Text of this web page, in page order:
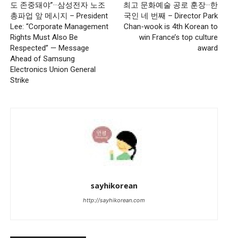
도 존중돼야”···삼성전자 노조
총파업 앞 메시지 – President
Lee: “Corporate Management
Rights Must Also Be
Respected” — Message
Ahead of Samsung
Electronics Union General
Strike
최고 문화예술 공로 훈장···한
국인 네 번째 – Director Park
Chan-wook is 4th Korean to
win France’s top culture
award
sayhikorean
http://sayhikorean.com